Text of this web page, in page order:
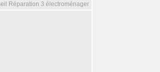
Réparation 3 électroménager